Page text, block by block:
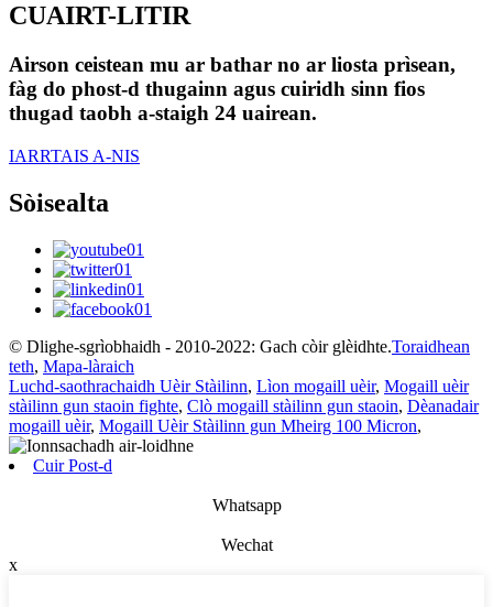
CUAIRT-LITIR
Airson ceistean mu ar bathar no ar liosta prìsean,
fàg do phost-d thugainn agus cuiridh sinn fios
thugad taobh a-staigh 24 uairean.
IARRTAIS A-NIS
Sòisealta
© Dlighe-sgrìobhaidh - 2010-2022: Gach còir glèidhte.Toraidhean
teth, Mapa-làraich
Luchd-saothrachaidh Uèir Stàilinn, Lìon mogaill uèir, Mogaill uèir
stàilinn gun staoin fighte, Clò mogaill stàilinn gun staoin, Dèanadair
mogaill uèir, Mogaill Uèir Stàilinn gun Mheirg 100 Micron,
Cuir Post-d
Whatsapp
Wechat
x